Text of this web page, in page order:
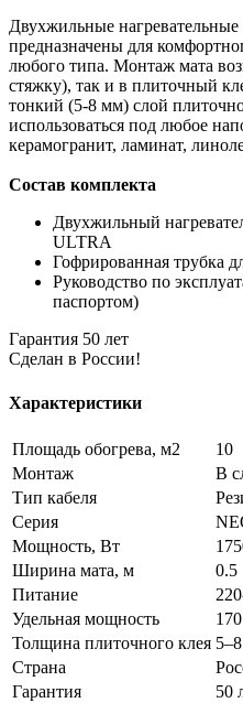
Двухжильные
предназначены для
любого типа. Монтаж мата
стяжку), так и в плиточный
тонкий (5-8 мм) слой
использоваться под любое
керамогранит, ламинат,
Состав комплекта
Двухжильный
ULTRA
Гофрированная трубка
Руководство по
паспортом)
Гарантия 50 лет
Сделан в России!
Характеристики
Площадь обогрева, м2
10
Монтаж
В
Тип кабеля
Серия
Мощность, Вт
Ширина мата, м
0.5
Питание
Удельная мощность
Толщина плиточного клея
Страна
Гарантия
50